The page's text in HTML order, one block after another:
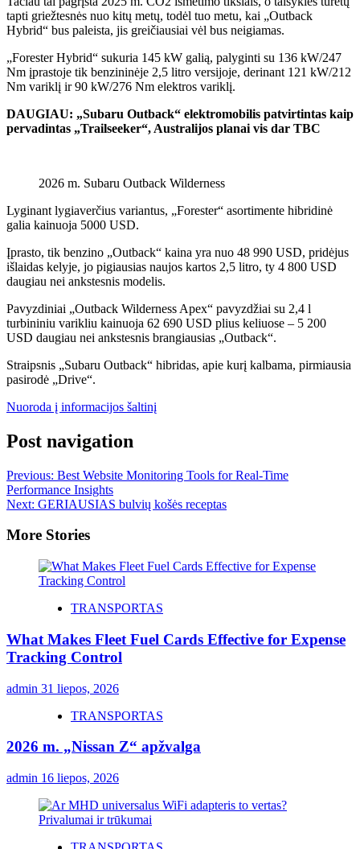
tapti griežtesnės nuo kitų metų, todėl tuo metu, kai „Outback
Hybrid“ bus paleista, jis greičiausiai vėl bus neigiamas.
„Forester Hybrid“ sukuria 145 kW galią, palyginti su 136 kW/247
Nm įprastoje tik benzininėje 2,5 litro versijoje, derinant 121 kW/212
Nm variklį ir 90 kW/276 Nm elektros variklį.
DAUGIAU: „Subaru Outback“ elektromobilis patvirtintas kaip
pervadintas „Trailseeker“, Australijos planai vis dar TBC
2026 m. Subaru Outback Wilderness
Lyginant lygiaverčius variantus, „Forester“ asortimente hibridinė
galia kainuoja 5000 USD.
Įprasto, tik benzino „Outback“ kaina yra nuo 48 990 USD, pridėjus
išlaidas kelyje, jo pigiausias naujos kartos 2,5 litro, ty 4 800 USD
daugiau nei ankstesnis modelis.
Pavyzdiniai „Outback Wilderness Apex“ pavyzdžiai su 2,4 l
turbininiu varikliu kainuoja 62 690 USD plius keliuose – 5 200
USD daugiau nei ankstesnis brangiausias „Outback“.
Straipsnis „Subaru Outback“ hibridas, apie kurį kalbama, pirmiausia
pasirodė „Drive“.
Nuoroda į informacijos šaltinį
Post navigation
Previous: Best Website Monitoring Tools for Real-Time
Performance Insights
Next: GERIAUSIAS bulvių košės receptas
More Stories
TRANSPORTAS
What Makes Fleet Fuel Cards Effective for Expense
Tracking Control
admin 31 liepos, 2026
TRANSPORTAS
2026 m. „Nissan Z“ apžvalga
admin 16 liepos, 2026